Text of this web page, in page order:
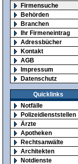
Firmensuche
Behörden
Branchen
Ihr Firmeneintrag
Adressbücher
Kontakt
AGB
Impressum
Datenschutz
Quicklinks
Notfälle
Polizeidienststellen
Ärzte
Apotheken
Rechtsanwälte
Architekten
Notdienste